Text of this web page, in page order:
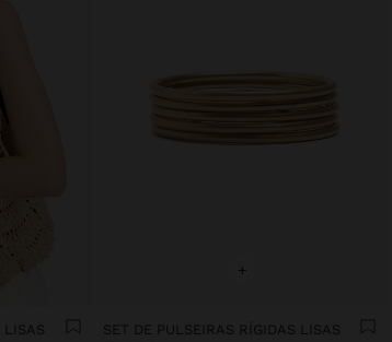
LISAS
+
SET DE PULSEIRAS RÍGIDAS LISAS